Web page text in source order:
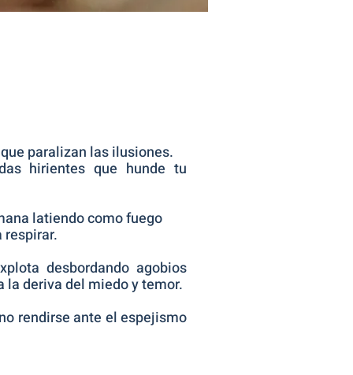
paralizan las ilusiones.
hirientes que hunde tu
latiendo como fuego
respirar.
desbordando agobios
la deriva del miedo y temor.
rendirse ante el espejismo